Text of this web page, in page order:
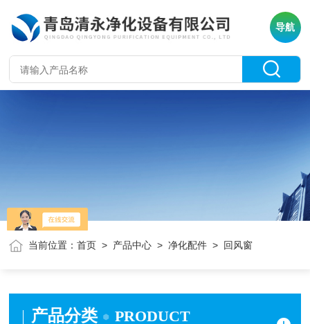
导航
当前位置：首页 > 产品中心 >净化配件 > 回风窗
产品分类 PRODUCT